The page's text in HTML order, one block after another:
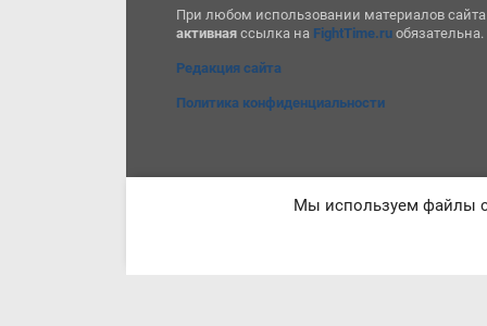
При любом использовании материалов сайта
активная ссылка на FightTime.ru обязательна.
Редакция сайта
Политика конфиденциальности
Мы используем файлы